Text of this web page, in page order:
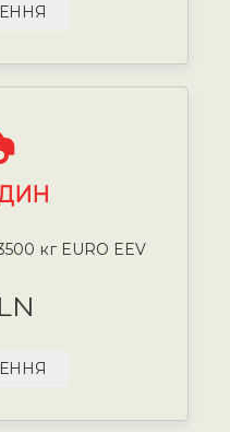
кг EURO EEV